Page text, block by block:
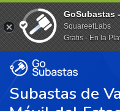
Subastas de
GoSubastas
SquareetLabs
Gratis - En la